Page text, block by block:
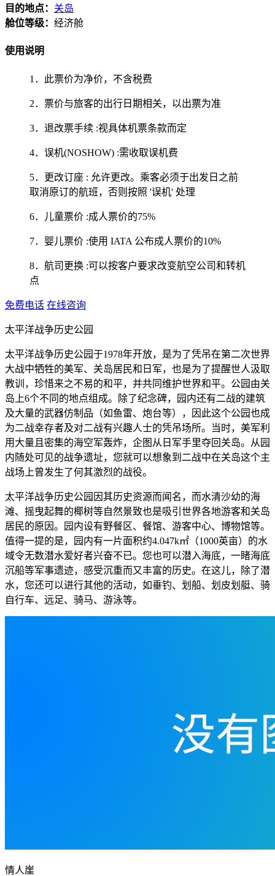
目的地点： 关岛
舱位等级： 经济舱
使用说明
1．此票价为净价，不含税费
2．票价与旅客的出行日期相关，以出票为准
3．退改票手续 :视具体机票条款而定
4．误机(NOSHOW) :需收取误机费
5．更改订座 : 允许更改。乘客必须于出发日之前
取消原订的航班，否则按照 '误机' 处理
6．儿童票价 :成人票价的75%
7．婴儿票价 :使用 IATA 公布成人票价的10%
8．航司更换 :可以按客户要求改变航空公司和转机
点
免费电话 在线咨询
太平洋战争历史公园
太平洋战争历史公园于1978年开放，是为了凭吊在第二次世界
大战中牺牲的美军、关岛居民和日军，也是为了提醒世人汲取
教训，珍惜来之不易的和平，并共同维护世界和平。公园由关
岛上6个不同的地点组成。除了纪念碑，园内还有二战的建筑
及大量的武器仿制品（如鱼雷、炮台等），因此这个公园也成
为二战幸存者及对二战有兴趣人士的凭吊场所。当时，美军利
用大量且密集的海空军轰炸，企图从日军手里夺回关岛。从园
内随处可见的战争遗址，您就可以想象到二战中在关岛这个主
战场上曾发生了何其激烈的战役。
太平洋战争历史公园因其历史资源而闻名，而水清沙幼的海
滩、摇曳起舞的椰树等自然景致也是吸引世界各地游客和关岛
居民的原因。园内设有野餐区、餐馆、游客中心、博物馆等。
值得一提的是，园内有一片面积约4.047k㎡（1000英亩）的水
域令无数潜水爱好者兴奋不已。您也可以潜入海底，一睹海底
沉船等军事遗迹，感受沉重而又丰富的历史。在这儿，除了潜
水，您还可以进行其他的活动，如垂钓、划船、划皮划艇、骑
自行车、远足、骑马、游泳等。
情人崖